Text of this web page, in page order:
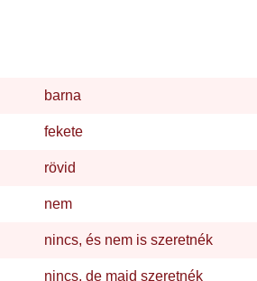
barna
fekete
rövid
nem
nincs, és nem is szeretnék
nincs, de majd szeretnék